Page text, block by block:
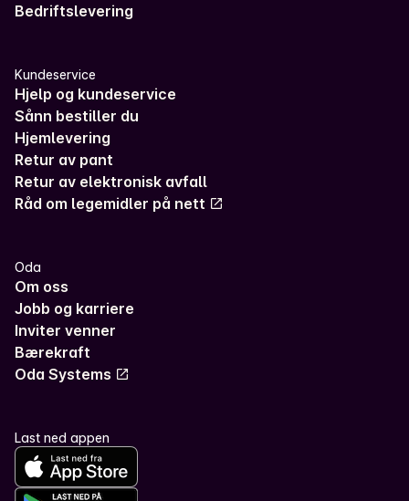
Bedriftslevering
Kundeservice
Hjelp og kundeservice
Sånn bestiller du
Hjemlevering
Retur av pant
Retur av elektronisk avfall
Råd om legemidler på nett
Oda
Om oss
Jobb og karriere
Inviter venner
Bærekraft
Oda Systems
Last ned appen